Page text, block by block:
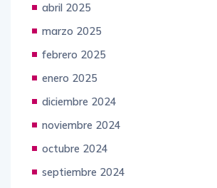
abril 2025
marzo 2025
febrero 2025
enero 2025
diciembre 2024
noviembre 2024
octubre 2024
septiembre 2024